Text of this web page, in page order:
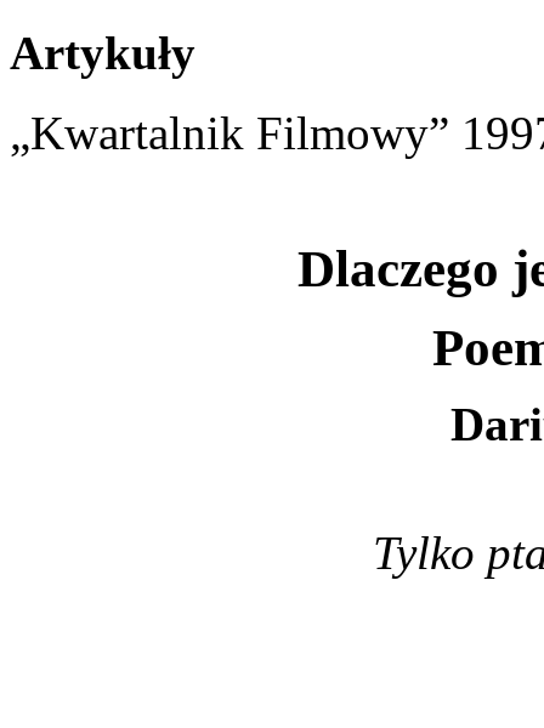
Artykuły
„Kwartalnik Filmowy”
Dlaczego
Tylko